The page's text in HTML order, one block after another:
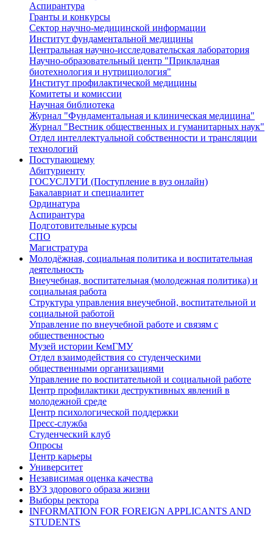
Аспирантура
Гранты и конкурсы
Сектор научно-медицинской информации
Институт фундаментальной медицины
Центральная научно-исследовательская лаборатория
Научно-образовательный центр "Прикладная
биотехнология и нутрициология"
Институт профилактической медицины
Комитеты и комиссии
Научная библиотека
Журнал "Фундаментальная и клиническая медицина"
Журнал "Вестник общественных и гуманитарных наук"
Отдел интеллектуальной собственности и трансляции
технологий
Поступающему
Абитуриенту
ГОСУСЛУГИ (Поступление в вуз онлайн)
Бакалавриат и специалитет
Ординатура
Аспирантура
Подготовительные курсы
СПО
Магистратура
Молодёжная, социальная политика и воспитательная
деятельность
Внеучебная, воспитательная (молодежная политика) и
социальная работа
Структура управления внеучебной, воспитательной и
социальной работой
Управление по внеучебной работе и связям с
общественностью
Музей истории КемГМУ
Отдел взаимодействия со студенческими
общественными организациями
Управление по воспитательной и социальной работе
Центр профилактики деструктивных явлений в
молодежной среде
Центр психологической поддержки
Пресс-служба
Студенческий клуб
Опросы
Центр карьеры
Университет
Независимая оценка качества
ВУЗ здорового образа жизни
Выборы ректора
INFORMATION FOR FOREIGN APPLICANTS AND
STUDENTS